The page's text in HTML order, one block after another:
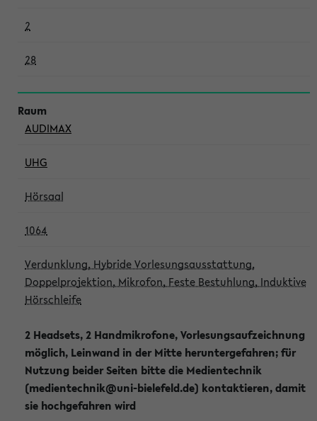
2
28
AUDIMAX
UHG
Hörsaal
1064
Verdunklung, Hybride Vorlesungsausstattung,
Doppelprojektion, Mikrofon, Feste Bestuhlung, Induktive
Hörschleife
2 Headsets, 2 Handmikrofone, Vorlesungsaufzeichnung
möglich, Leinwand in der Mitte heruntergefahren; für
Nutzung beider Seiten bitte die Medientechnik
(medientechnik@uni-bielefeld.de) kontaktieren, damit
sie hochgefahren wird